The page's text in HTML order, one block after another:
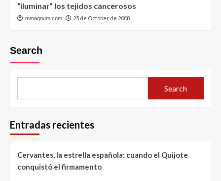
“iluminar” los tejidos cancerosos
mmagnum.com 25 de October de 2008
Search
Search
Entradas recientes
Cervantes, la estrella española: cuando el Quijote
conquistó el firmamento